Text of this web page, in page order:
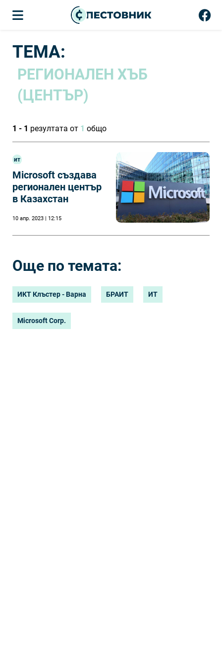
ТЕМА:
РЕГИОНАЛЕН ХЪБ
(ЦЕНТЪР)
1 - 1 резултата от 1 общо
ит
Microsoft създава
регионален център
в Казахстан
10 апр. 2023 | 12:15
Още по темата:
ИКТ Клъстер - Варна БРАИТ ИТ
Microsoft Corp.